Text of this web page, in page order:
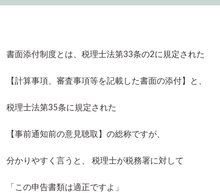
書面添付制度とは、税理士法第33条の2に規定された
【計算事項、審査事項等を記載した書面の添付】と、
税理士法第35条に規定された
【事前通知前の意見聴取】の総称ですが、
分かりやすく言うと、 税理士が税務署に対して
「この申告書類は適正ですよ」